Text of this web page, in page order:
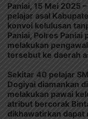
Paniai, 15 Mei 2025
pelajar asal
konvoi kelulusan
Paniai, Polres Paniai
melakukan
tersebut ke daerah
Sekitar 40 pelajar
Dogiyai diamankan
melakukan pawai
atribut bercorak
dikhawatirkan dapat